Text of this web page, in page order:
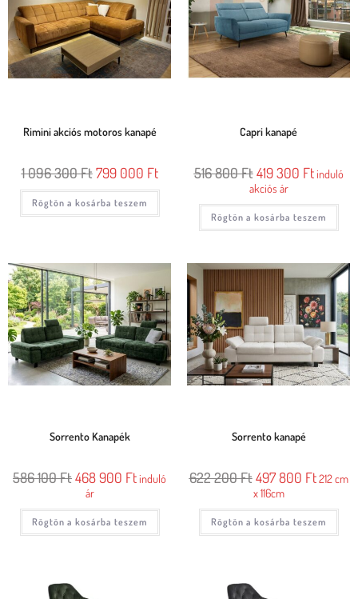
Rimini akciós motoros kanapé
1 096 300Ft 799 000 Ft
Rögtön a kosárba teszem
Capri kanapé
516 800Ft 419 300 Ftinduló
akciós ár
Rögtön a kosárba teszem
Sorrento Kanapék
586 100Ft468 900 Ftinduló
ár
Rögtön a kosárba teszem
Sorrento kanapé
622 200Ft 497 800 Ft212 cm
x 116cm
Rögtön a kosárba teszem